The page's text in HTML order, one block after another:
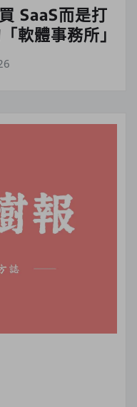
SaaS而是打
軟體事務所」